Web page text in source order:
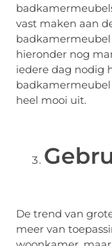
vast maken aan
hieronder nog
iedere dag nodig
badkamermeubel
heel mooi uit.
De trend van
meer van